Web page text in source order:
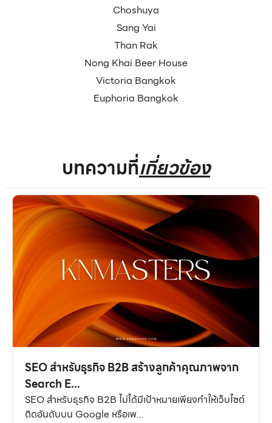
Choshuya
Sang Yai
Than Rak
Nong Khai Beer House
Victoria Bangkok
Euphoria Bangkok
บทความที่เกี่ยวข้อง
SEO สำหรับธุรกิจ B2B สร้างลูกค้าคุณภาพจาก
Search E...
SEO สำหรับธุรกิจ B2B ไม่ได้มีเป้าหมายเพียงทำให้เว็บไซต์
ติดอันดับบน Google หรือเพ...